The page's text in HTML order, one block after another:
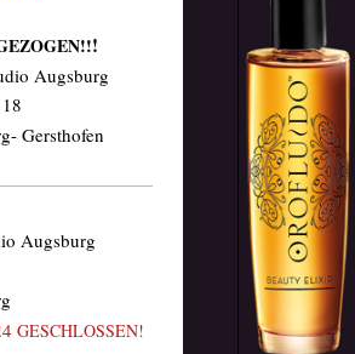
!
Augsburg
Gersthofen
Augsburg
GESCHLOSSEN!